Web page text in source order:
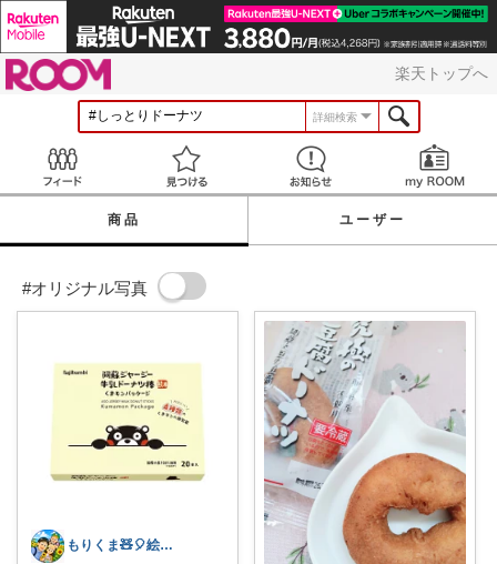
楽天トップへ
詳細検索
見つける お知らせ
商品 ユーザー
#オリジナル写真
もりくま🧸🎈絵本・スイーツ・酒他🙇